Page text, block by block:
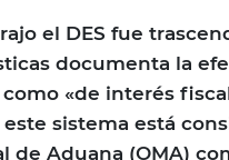
el DES fue
documenta la
«de interés
sistema está
de Aduana (OMA)